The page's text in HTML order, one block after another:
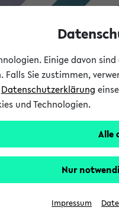
Studium
Räume
Einige davon
Falls Sie zustimmen,
Datenschutzerklärung
und Technologien.
Alle
Nur
Impressum